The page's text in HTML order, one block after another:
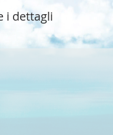
i dettagli